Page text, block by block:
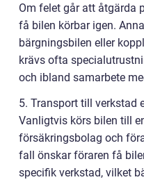
Om felet går att åtgärda
få bilen körbar igen.
bärgningsbilen eller
krävs ofta
och ibland samarbete
5. Transport till verkstad
Vanligtvis körs bilen till
försäkringsbolag och
fall önskar föraren få
specifik verkstad, vilket